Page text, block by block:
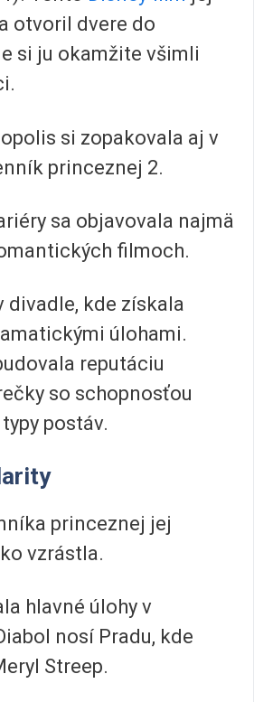
otvoril dvere do
si ju okamžite všimli
si zopakovala aj v
princeznej 2.
sa objavovala najmä
filmoch.
divadle, kde získala
úlohami.
reputáciu
so schopnosťou
postáv.
princeznej jej
vzrástla.
hlavné úlohy v
nosí Pradu, kde
Streep.